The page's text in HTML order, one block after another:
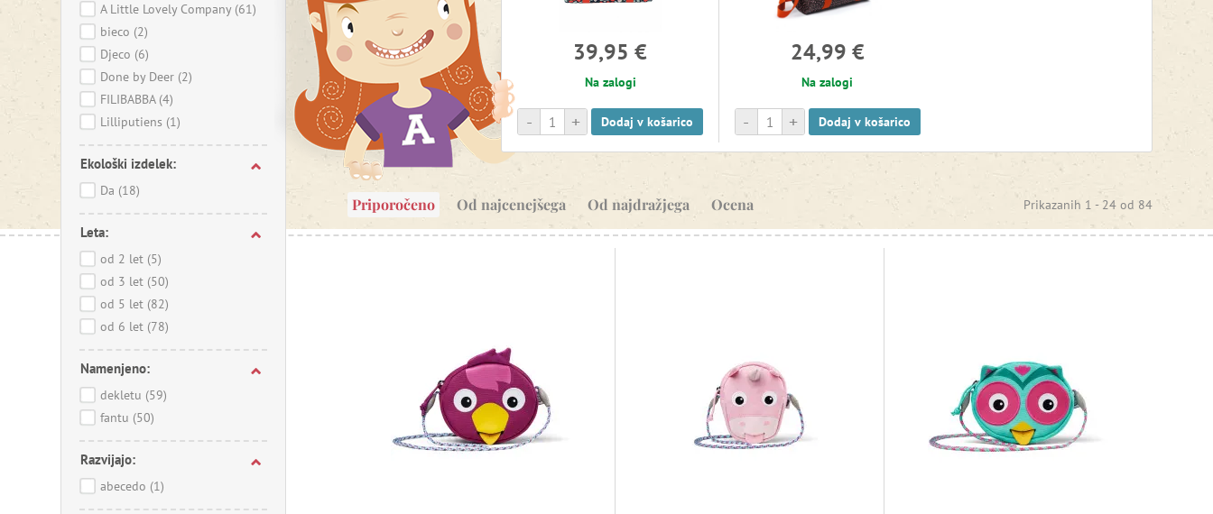
A Little Lovely Company (61)
bieco (2)
Djeco (6)
Done by Deer (2)
FILIBABBA (4)
Lilliputiens (1)
Ekološki izdelek:
Da (18)
Leta:
od 2 let (5)
od 3 let (50)
od 5 let (82)
od 6 let (78)
Namenjeno:
dekletu (59)
fantu (50)
Razvijajo:
abecedo (1)
39,95 €
Na zalogi
+
- Dodaj v košarico
24,99 €
Na zalogi
+
- Dodaj v košarico
Priporočeno Od najcenejšega Od najdražjega Ocena Prikazanih 1 - 24 od 84